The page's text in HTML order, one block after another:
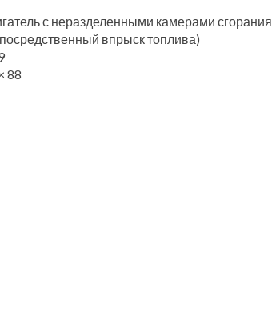
с неразделенными камерами сгорания
впрыск топлива)
88